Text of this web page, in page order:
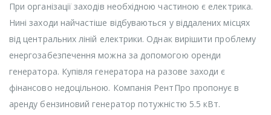
При організації заходів необхідною частиною є електрика.
Нині заходи найчастіше відбуваються у віддалених місцях
від центральних ліній електрики. Однак вирішити проблему
енергозабезпечення можна за допомогою оренди
генератора. Купівля генератора на разове заходи є
фінансово недоцільною. Компанія РентПро пропонує в
аренду бензиновий генератор потужністю 5.5 кВт.